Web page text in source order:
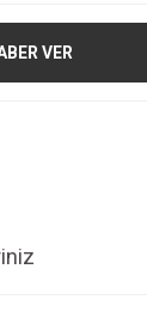
VER